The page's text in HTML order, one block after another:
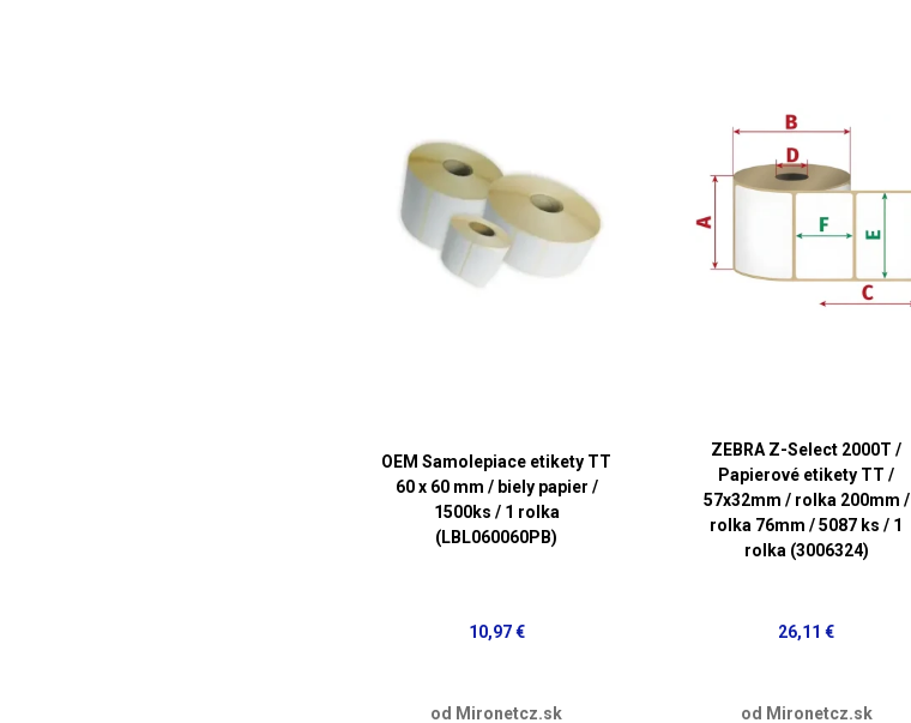
OEM Samolepiace etikety TT
60 x 60 mm / biely papier /
1500ks / 1 rolka
(LBL060060PB)
10,97 €
od Mironetcz.sk
ZEBRA Z-Select 2000T /
Papierové etikety TT /
57x32mm / rolka 200mm /
rolka 76mm / 5087 ks / 1
rolka (3006324)
26,11 €
od Mironetcz.sk